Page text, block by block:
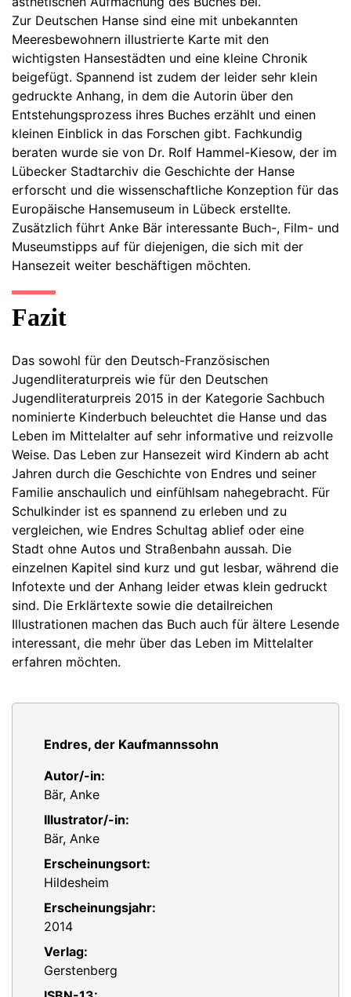
Zur Deutschen Hanse sind eine mit unbekannten
Meeresbewohnern illustrierte Karte mit den
wichtigsten Hansestädten und eine kleine Chronik
beigefügt. Spannend ist zudem der leider sehr klein
gedruckte Anhang, in dem die Autorin über den
Entstehungsprozess ihres Buches erzählt und einen
kleinen Einblick in das Forschen gibt. Fachkundig
beraten wurde sie von Dr. Rolf Hammel-Kiesow, der im
Lübecker Stadtarchiv die Geschichte der Hanse
erforscht und die wissenschaftliche Konzeption für das
Europäische Hansemuseum in Lübeck erstellte.
Zusätzlich führt Anke Bär interessante Buch-, Film- und
Museumstipps auf für diejenigen, die sich mit der
Hansezeit weiter beschäftigen möchten.
Fazit
Das sowohl für den Deutsch-Französischen
Jugendliteraturpreis wie für den Deutschen
Jugendliteraturpreis 2015 in der Kategorie Sachbuch
nominierte Kinderbuch beleuchtet die Hanse und das
Leben im Mittelalter auf sehr informative und reizvolle
Weise. Das Leben zur Hansezeit wird Kindern ab acht
Jahren durch die Geschichte von Endres und seiner
Familie anschaulich und einfühlsam nahegebracht. Für
Schulkinder ist es spannend zu erleben und zu
vergleichen, wie Endres Schultag ablief oder eine
Stadt ohne Autos und Straßenbahn aussah. Die
einzelnen Kapitel sind kurz und gut lesbar, während die
Infotexte und der Anhang leider etwas klein gedruckt
sind. Die Erklärtexte sowie die detailreichen
Illustrationen machen das Buch auch für ältere Lesende
interessant, die mehr über das Leben im Mittelalter
erfahren möchten.
Endres, der Kaufmannssohn
Autor/-in:
Bär, Anke
Illustrator/-in:
Bär, Anke
Erscheinungsort:
Hildesheim
Erscheinungsjahr:
2014
Verlag:
Gerstenberg